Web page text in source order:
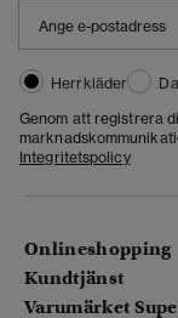
Herrkläder
Genom att registrera
Integritetspolicy
Onlineshopping
Kundtjänst
Varumärket